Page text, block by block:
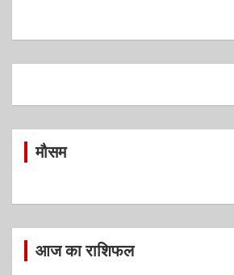
मौसम
आज का राशिफल